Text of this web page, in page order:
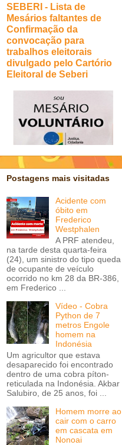
SEBERI - Lista de
Mesários faltantes de
Confirmação da
convocação para
trabalhos eleitorais
divulgado pelo Cartório
Eleitoral de Seberi
Postagens mais visitadas
Acidente com
óbito em
Frederico
Westphalen
A PRF atendeu,
na tarde desta quarta-feira
(24), um sinistro do tipo queda
de ocupante de veículo
ocorrido no km 28 da BR-386,
em Frederico ...
Vídeo - Cobra
Python de 7
metros Engole
homem na
Indonésia
Um agricultor que estava
desaparecido foi encontrado
dentro de uma cobra píton-
reticulada na Indonésia. Akbar
Salubiro, de 25 anos, foi ...
Homem morre ao
cair com o carro
em cascata em
Nonoai